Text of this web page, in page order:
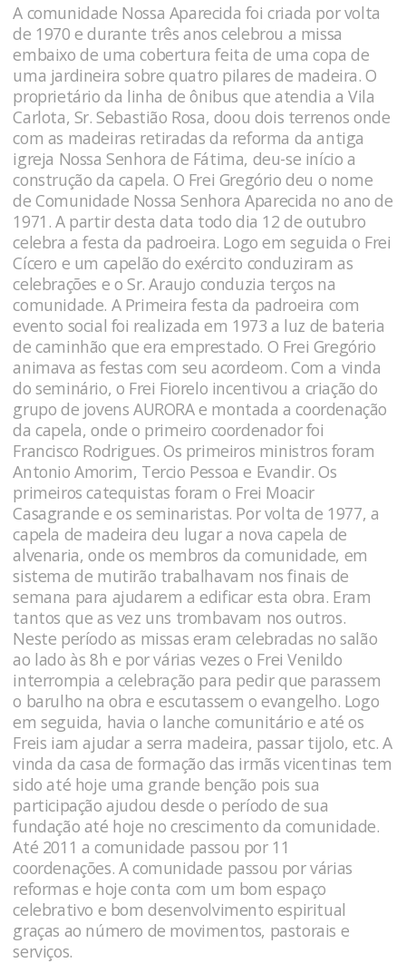
A comunidade Nossa Aparecida foi criada por volta
de 1970 e durante três anos celebrou a missa
embaixo de uma cobertura feita de uma copa de
uma jardineira sobre quatro pilares de madeira. O
proprietário da linha de ônibus que atendia a Vila
Carlota, Sr. Sebastião Rosa, doou dois terrenos onde
com as madeiras retiradas da reforma da antiga
igreja Nossa Senhora de Fátima, deu-se início a
construção da capela. O Frei Gregório deu o nome
de Comunidade Nossa Senhora Aparecida no ano de
1971. A partir desta data todo dia 12 de outubro
celebra a festa da padroeira. Logo em seguida o Frei
Cícero e um capelão do exército conduziram as
celebrações e o Sr. Araujo conduzia terços na
comunidade. A Primeira festa da padroeira com
evento social foi realizada em 1973 a luz de bateria
de caminhão que era emprestado. O Frei Gregório
animava as festas com seu acordeom. Com a vinda
do seminário, o Frei Fiorelo incentivou a criação do
grupo de jovens AURORA e montada a coordenação
da capela, onde o primeiro coordenador foi
Francisco Rodrigues. Os primeiros ministros foram
Antonio Amorim, Tercio Pessoa e Evandir. Os
primeiros catequistas foram o Frei Moacir
Casagrande e os seminaristas. Por volta de 1977, a
capela de madeira deu lugar a nova capela de
alvenaria, onde os membros da comunidade, em
sistema de mutirão trabalhavam nos finais de
semana para ajudarem a edificar esta obra. Eram
tantos que as vez uns trombavam nos outros.
Neste período as missas eram celebradas no salão
ao lado às 8h e por várias vezes o Frei Venildo
interrompia a celebração para pedir que parassem
o barulho na obra e escutassem o evangelho. Logo
em seguida, havia o lanche comunitário e até os
Freis iam ajudar a serra madeira, passar tijolo, etc. A
vinda da casa de formação das irmãs vicentinas tem
sido até hoje uma grande benção pois sua
participação ajudou desde o período de sua
fundação até hoje no crescimento da comunidade.
Até 2011 a comunidade passou por 11
coordenações. A comunidade passou por várias
reformas e hoje conta com um bom espaço
celebrativo e bom desenvolvimento espiritual
graças ao número de movimentos, pastorais e
serviços.